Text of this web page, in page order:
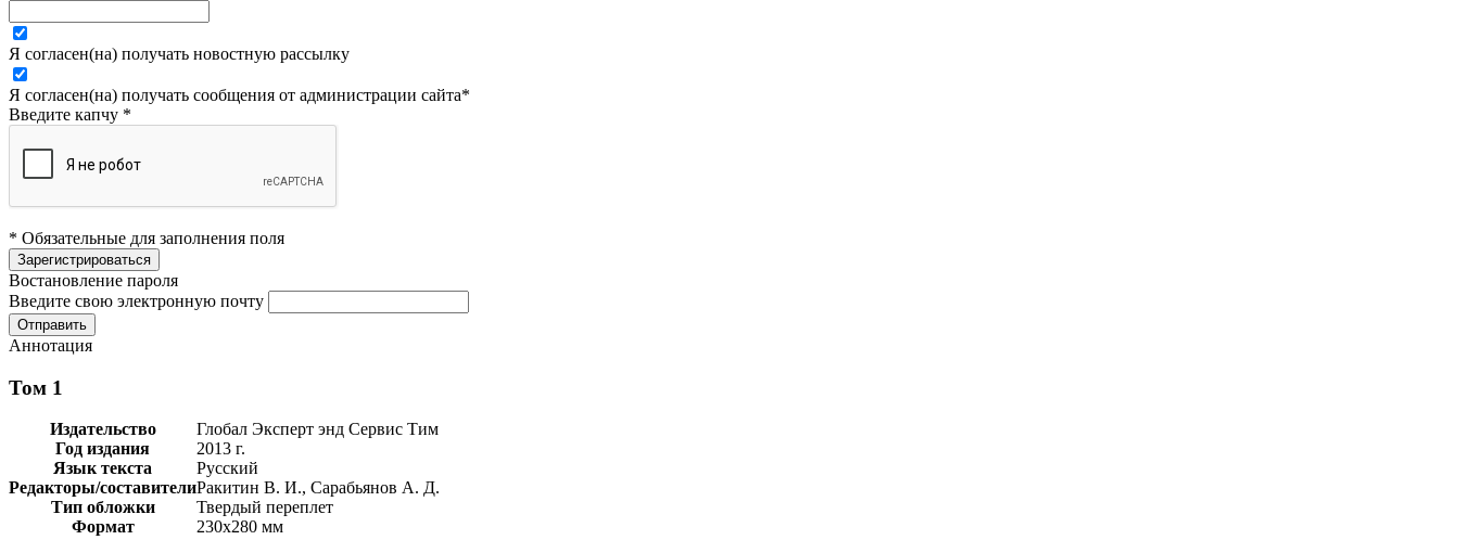
Я согласен(на) получать новостную рассылку
Я согласен(на) получать сообщения от администрации сайта*
Введите капчу *
* Обязательные для заполнения поля
Востановление пароля
Введите свою электронную почту
Аннотация
Том 1
Издательство
Глобал Эксперт энд Сервис Тим
Год издания
2013 г.
Язык текста
Русский
Редакторы/составителиРакитин В. И., Сарабьянов А. Д.
Тип обложки
Твердый переплет
Формат
230х280 мм